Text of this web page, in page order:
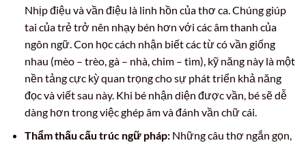
Nhịp điệu và vần điệu là linh hồn của thơ ca. Chúng giúp
tai của trẻ trở nên nhạy bén hơn với các âm thanh của
ngôn ngữ. Con học cách nhận biết các từ có vần giống
nhau (mèo – trèo, gà – nhà, chim – tìm), kỹ năng này là một
nền tảng cực kỳ quan trọng cho sự phát triển khả năng
đọc và viết sau này. Khi bé nhận diện được vần, bé sẽ dễ
dàng hơn trong việc ghép âm và đánh vần chữ cái.
Thẩm thấu cấu trúc ngữ pháp:Những câu thơ ngắn gọn,